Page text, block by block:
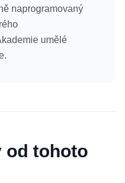
naprogramovaný
umělé
od tohoto